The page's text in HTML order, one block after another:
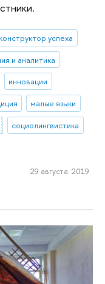
конструктор успеха
и аналитика
инновации
малые языки
социолингвистика
29 августа 2019